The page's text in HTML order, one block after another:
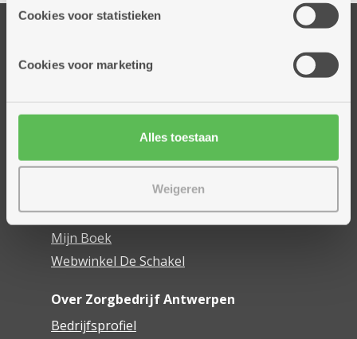
partners kunnen deze gegevens combineren met andere
Cookies voor statistieken
Cookies voor marketing
Alles toestaan
Weigeren
Thuisdiensten
Assistentiewoningen
Mijn Zorgbedrijf
Onze innovaties
Mijn Boek
Webwinkel De Schakel
Over Zorgbedrijf Antwerpen
Bedrijfsprofiel